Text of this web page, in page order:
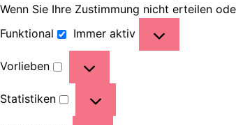
Wenn Sie Ihre Zustimmung nicht erteilen
Funktional
Immer aktiv
Vorlieben
Statistiken